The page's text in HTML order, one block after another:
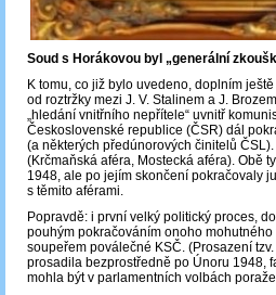
Soud s Horákovou byl „generální
K tomu, co již bylo uvedeno, doplním
od roztržky mezi J. V. Stalinem a J.
„hledání vnitřního nepřítele“ uvnitř
Československé republice (ČSR) dál
(a některých předúnorových činitelů
(Krčmaňská aféra, Mostecká aféra). Obě
1948, ale po jejím skončení pokračovaly
s těmito aférami.
Popravdě: i první velký politický proces,
pouhým pokračováním onoho
soupeřem poválečné KSČ. (Prosazení
prosadila bezprostředně po Únoru 1948,
mohla být v parlamentních volbách